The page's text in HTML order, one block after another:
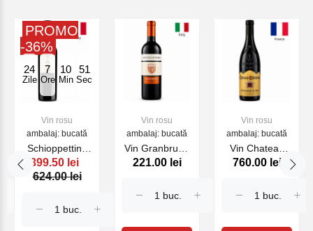
24
Zile
7
Ore
10
Min
50
Sec
PROMO
-36%
Vin rosu
ambalaj: bucată
Schioppettino
2020
MYO,rosu, 750
399.50 lei
624.00 lei
Vin rosu
ambalaj: bucată
Vin Granbruno
Castello di
2023,rosu
221.00 lei
Vin rosu
ambalaj: bucată
Vin Chateau
Cabrieres
du Pape, rosu
2021
760.00 lei